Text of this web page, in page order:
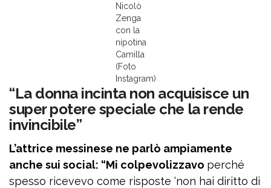
Nicolò
Zenga
con la
nipotina
Camilla
(Foto
Instagram)
“La donna incinta non acquisisce un
super potere speciale che la rende
invincibile”
L’attrice messinese ne parlò ampiamente
anche sui social: “Mi colpevolizzavo perché
spesso ricevevo come risposte ‘non hai diritto di